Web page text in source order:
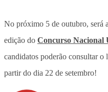
No próximo 5 de outubro, será
edição do Concurso Nacional
candidatos poderão consultar o
partir do dia 22 de setembro!